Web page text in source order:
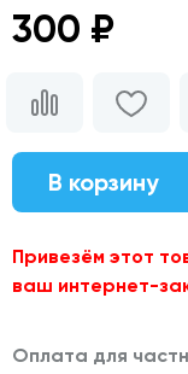
300 ₽
В корзину
Привезём этот
ваш интернет-
Оплата для